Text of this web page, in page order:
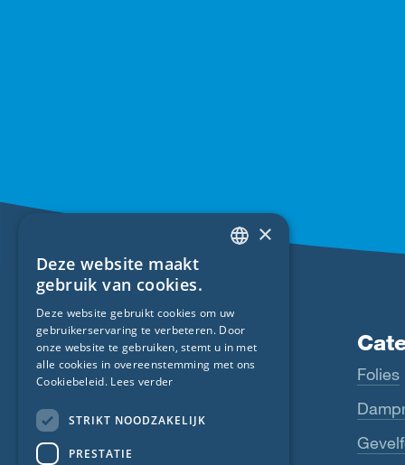
Producten
Fentrim
Folies
FRENCH
CZECH
×
Deze website maakt
gebruik van cookies.
Deze website gebruikt cookies om uw
gebruikerservaring te verbeteren. Door
onze website te gebruiken, stemt u in met
alle cookies in overeenstemming met ons
Cookiebeleid. Lees verder
STRIKT NOODZAKELIJK
PRESTATIE